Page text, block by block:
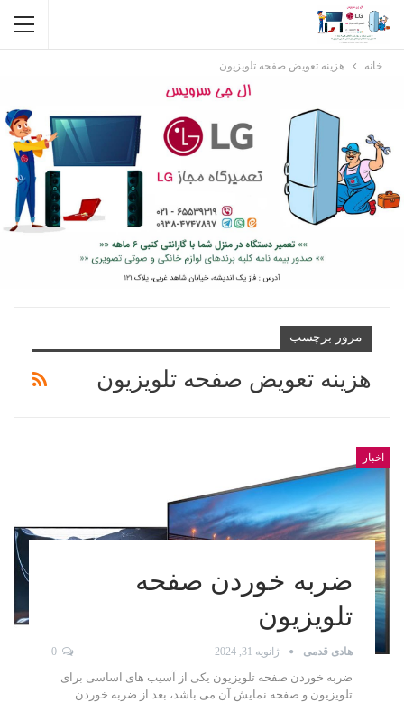
خانه هزینه تعویض صفحه تلویزیون
مرور برچسب
هزینه تعویض صفحه تلویزیون
اخبار
ضربه خوردن صفحه
تلویزیون
هادی قدمی ژانویه 31, 2024 0
ضربه خوردن صفحه تلویزیون یکی از آسیب های اساسی برای
تلویزیون و صفحه نمایش آن می باشد، بعد از ضربه خوردن